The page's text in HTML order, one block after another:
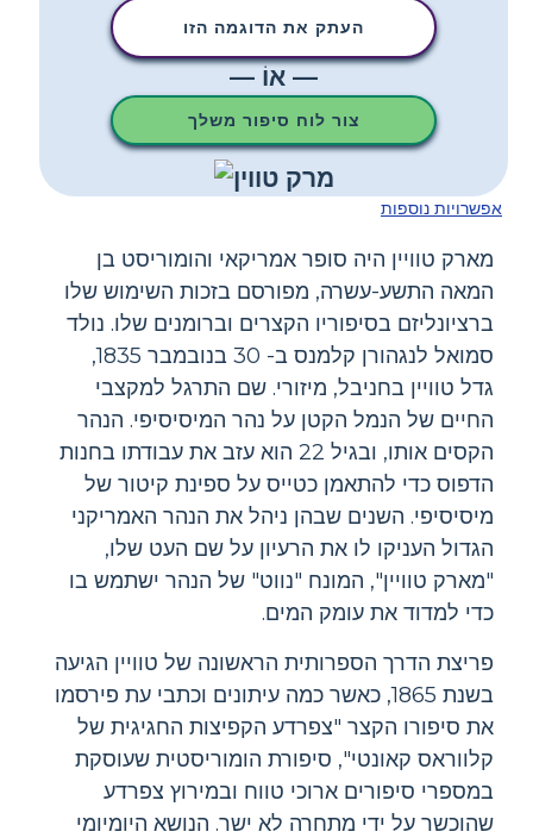
העתק את הדוגמה הזו
— אוֹ —
צור לוח סיפור משלך
אפשרויות נוספות
מארק טוויין היה סופר אמריקאי והומוריסט בן
המאה התשע-עשרה, מפורסם בזכות השימוש שלו
ברציונליזם בסיפוריו הקצרים וברומנים שלו. נולד
סמואל לנגהורן קלמנס ב- 30 בנובמבר 1835,
גדל טוויין בחניבל, מיזורי. שם התרגל למקצבי
החיים של הנמל הקטן על נהר המיסיסיפי. הנהר
הקסים אותו, ובגיל 22 הוא עזב את עבודתו בחנות
הדפוס כדי להתאמן כטייס על ספינת קיטור של
מיסיסיפי. השנים שבהן ניהל את הנהר האמריקני
הגדול העניקו לו את הרעיון על שם העט שלו,
"מארק טוויין", המונח "נווט" של הנהר ישתמש בו
כדי למדוד את עומק המים.
פריצת הדרך הספרותית הראשונה של טוויין הגיעה
בשנת 1865, כאשר כמה עיתונים וכתבי עת פירסמו
את סיפורו הקצר "צפרדע הקפיצות החגיגית של
קלווראס קאונטי", סיפורת הומוריסטית שעוסקת
במספרי סיפורים ארוכי טווח ובמירוץ צפרדע
שהוכשר על ידי מתחרה לא ישר. הנושא היומיומי